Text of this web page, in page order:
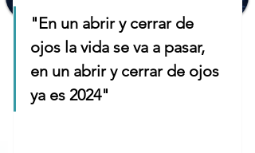
"En un abrir y cerrar de
ojos la vida se va a pasar,
en un abrir y cerrar de ojos
ya es 2024"